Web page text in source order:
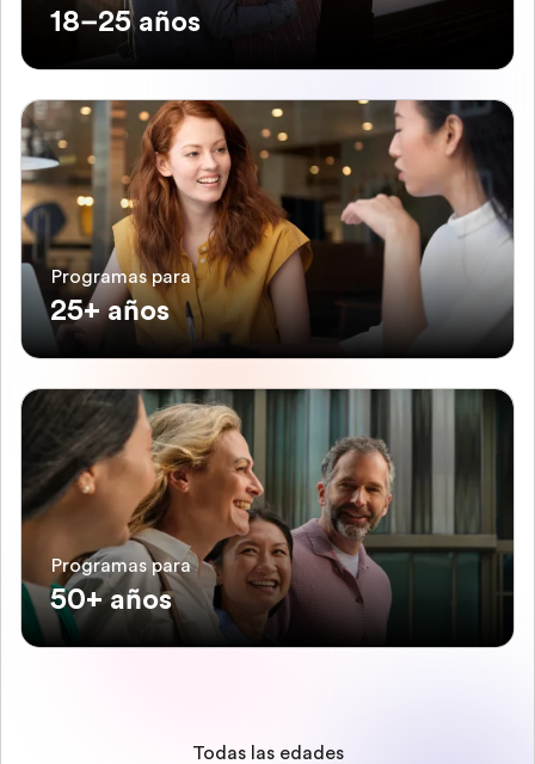
18–25 años
Programas para
25+ años
Programas para
50+ años
Todas las edades